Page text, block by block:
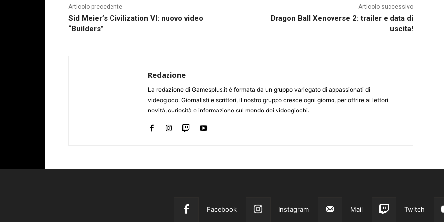
Articolo precedente
Sid Meier’s Civilization VI: nuovo video
“Builders”
Articolo successivo
Dragon Ball Xenoverse 2: trailer e data di
uscita!
Redazione
La redazione di Gamesplus.it è formata da un gruppo variegato di appassionati di
videogioco. Giornalisti e scrittori, il nostro gruppo cresce ogni giorno, per offrire ai lettori
novità, curiosità e informazione sul mondo dei videogiochi.
Facebook Instagram Mail Twitch